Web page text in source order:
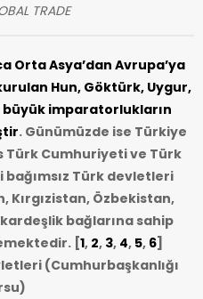
TRADE
Orta Asya’dan Avrupa’ya
Hun, Göktürk, Uygur,
büyük imparatorlukların
. Günümüzde ise Türkiye
Türk Cumhuriyeti ve Türk
Türk devletleri
Kırgızistan, Özbekistan,
bağlarına sahip
[1, 2, 3, 4, 5, 6]
(Cumhurbaşkanlığı